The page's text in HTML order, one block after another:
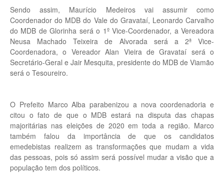
Sendo assim, Maurício Medeiros vai assumir como
Coordenador do MDB do Vale do Gravataí, Leonardo Carvalho
do MDB de Glorinha será o 1º Vice-Coordenador, a Vereadora
Neusa Machado Teixeira de Alvorada será a 2ª Vice-
Coordenadora, o Vereador Alan Vieira de Gravataí será o
Secretário-Geral e Jair Mesquita, presidente do MDB de Viamão
será o Tesoureiro.
O Prefeito Marco Alba parabenizou a nova coordenadoria e
citou o fato de que o MDB estará na disputa das chapas
majoritárias nas eleições de 2020 em toda a região. Marco
também falou da importância de que os candidatos
emedebistas realizem as transformações que mudam a vida
das pessoas, pois só assim será possível mudar a visão que a
população tem dos políticos.